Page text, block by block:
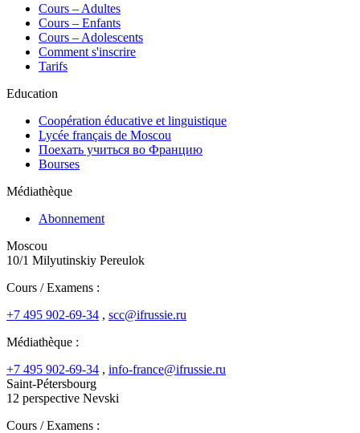
Сours – Adultes
Cours – Enfants
Cours – Adolescents
Comment s'inscrire
Tarifs
Education
Coopération éducative et linguistique
Lycée français de Moscou
Поехать учиться во Францию
Bourses
Médiathèque
Abonnement
Moscou
10/1 Milyutinskiy Pereulok
Cours / Examens :
+7 495 902-69-34 , scc@ifrussie.ru
Médiathèque :
+7 495 902-69-34 , info-france@ifrussie.ru
Saint-Pétersbourg
12 perspective Nevski
Cours / Examens :